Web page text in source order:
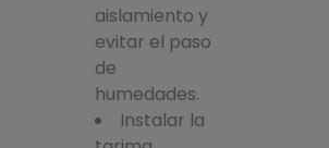
aislamiento y
evitar el paso
de
humedades.
Instalar la